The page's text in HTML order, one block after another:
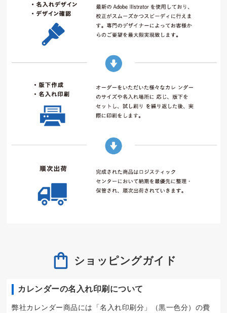
ショッピングガイド
カレンダーの名入れ印刷について
弊社カレンダー商品には「名入れ印刷分」（黒一色分）の費